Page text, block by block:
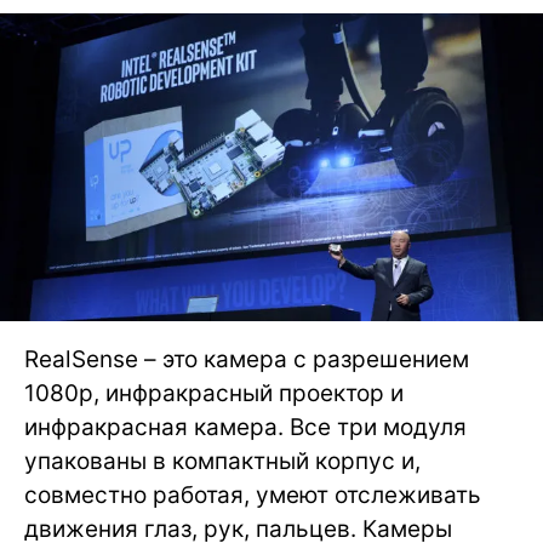
RealSense – это камера с разрешением
1080р, инфракрасный проектор и
инфракрасная камера. Все три модуля
упакованы в компактный корпус и,
совместно работая, умеют отслеживать
движения глаз, рук, пальцев. Камеры